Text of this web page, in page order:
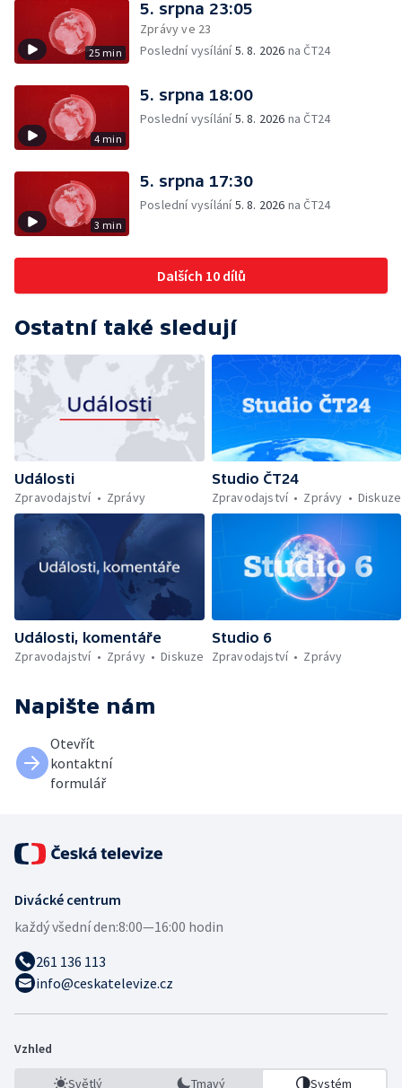
25 min
5. srpna 23:05
Zprávy ve 23
Poslední vysílání5. 8. 2026 na ČT24
4 min
5. srpna 18:00
Poslední vysílání5. 8. 2026 na ČT24
3 min
5. srpna 17:30
Poslední vysílání5. 8. 2026 na ČT24
Dalších 10 dílů
Ostatní také sledují
Události
Zpravodajství
Zprávy
Studio ČT24
Zpravodajství
Zprávy Diskuze
Události, komentáře
Zpravodajství
Zprávy Diskuze
Studio 6
Zpravodajství
Zprávy
Napište nám
Otevřít
kontaktní
formulář
Divácké centrum
každý všední den:8:00—16:00 hodin
261 136 113
info@ceskatelevize.cz
Vzhled
Světlý Tmavý Systém